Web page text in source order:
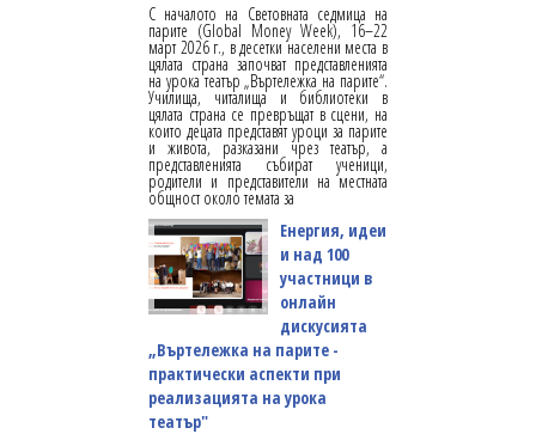
С началото на Световната седмица на
парите (Global Money Week), 16–22
март 2026 г., в десетки населени места в
цялата страна започват представленията
на урока театър „Въртележка на парите“.
Училища, читалища и библиотеки в
цялата страна се превръщат в сцени, на
които децата представят уроци за парите
и живота, разказани чрез театър, а
представленията събират ученици,
родители и представители на местната
общност около темата за
Енергия, идеи
и над 100
участници в
онлайн
дискусията
„Въртележка на парите -
практически аспекти при
реализацията на урока
театър"